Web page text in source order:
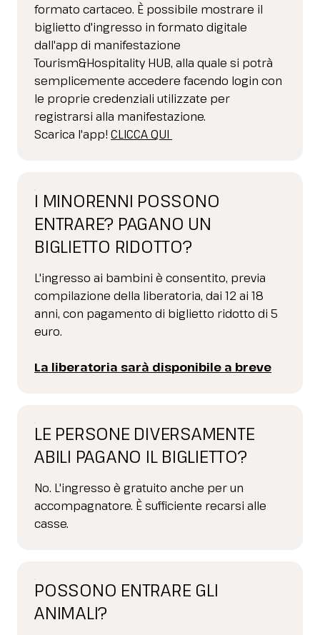
formato cartaceo. È possibile mostrare il
biglietto d'ingresso in formato digitale
dall'app di manifestazione
Tourism&Hospitality HUB, alla quale si potrà
semplicemente accedere facendo login con
le proprie credenziali utilizzate per
registrarsi alla manifestazione.
Scarica l'app! CLICCA QUI
I MINORENNI POSSONO
ENTRARE? PAGANO UN
BIGLIETTO RIDOTTO?
L'ingresso ai bambini è consentito, previa
compilazione della liberatoria, dai 12 ai 18
anni, con pagamento di biglietto ridotto di 5
euro.
La liberatoria sarà disponibile a breve
LE PERSONE DIVERSAMENTE
ABILI PAGANO IL BIGLIETTO?
No. L'ingresso è gratuito anche per un
accompagnatore. È sufficiente recarsi alle
casse.
POSSONO ENTRARE GLI
ANIMALI?